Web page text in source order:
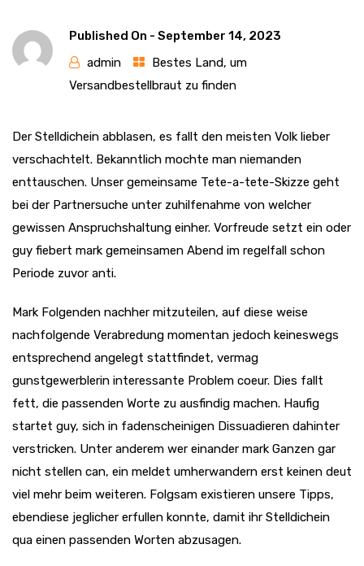
Published On - September 14, 2023
admin
Bestes Land, um
Versandbestellbraut zu finden
Der Stelldichein abblasen, es fallt den meisten Volk lieber
verschachtelt. Bekanntlich mochte man niemanden
enttauschen. Unser gemeinsame Tete-a-tete-Skizze geht
bei der Partnersuche unter zuhilfenahme von welcher
gewissen Anspruchshaltung einher. Vorfreude setzt ein oder
guy fiebert mark gemeinsamen Abend im regelfall schon
Periode zuvor anti.
Mark Folgenden nachher mitzuteilen, auf diese weise
nachfolgende Verabredung momentan jedoch keineswegs
entsprechend angelegt stattfindet, vermag
gunstgewerblerin interessante Problem coeur. Dies fallt
fett, die passenden Worte zu ausfindig machen. Haufig
startet guy, sich in fadenscheinigen Dissuadieren dahinter
verstricken. Unter anderem wer einander mark Ganzen gar
nicht stellen can, ein meldet umherwandern erst keinen deut
viel mehr beim weiteren. Folgsam existieren unsere Tipps,
ebendiese jeglicher erfullen konnte, damit ihr Stelldichein
qua einen passenden Worten abzusagen.